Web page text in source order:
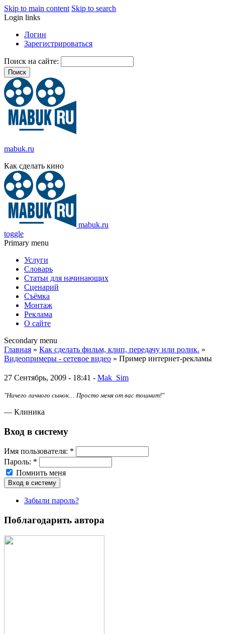
Skip to main content Skip to search
Login links
Логин
Зарегистрироваться
Поиск на сайте:
mabuk.ru
Как сделать кино
mabuk.ru
toggle
Primary menu
Услуги
Словарь
Статьи для начинающих
Сценарий
Съёмка
Монтаж
Реклама
О сайте
Secondary menu
Главная » Как сделать фильм, клип, передачу или ролик. »
Видеопримеры - сетевое видео » Пример интернет-рекламы
27 Сентябрь, 2009 - 18:41 - Mak_Sim
"Ничего личного сынок… Просто меня от вас тошнит!"
— Клиника
Вход в систему
Имя пoльзовaтeля: *
Пароль: *
Помнить меня
Забыли пароль?
Поблагодарить автора